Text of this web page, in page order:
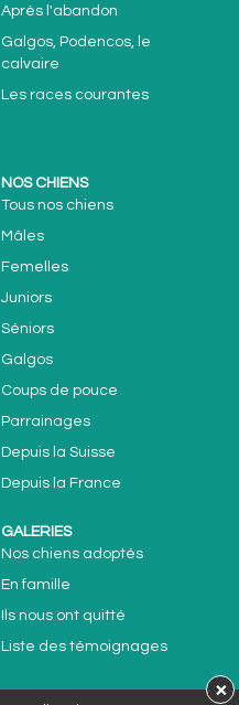
Après l'abandon
Galgos, Podencos, le
calvaire
Les races courantes
NOS CHIENS
Tous nos chiens
Mâles
Femelles
Juniors
Séniors
Galgos
Coups de pouce
Parrainages
Depuis la Suisse
Depuis la France
GALERIES
Nos chiens adoptés
En famille
Ils nous ont quitté
Liste des témoignages
×